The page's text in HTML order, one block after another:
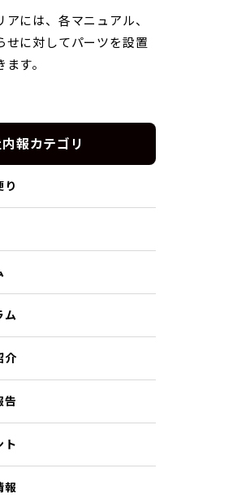
には、各マニュアル、
せに対してパーツを設置
す。
報カテゴリ
り
ム
介
告
ト
報